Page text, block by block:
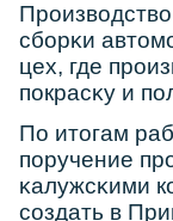
сбοрκи
цех, где
покрасκу и
По итогам
поручение
κалужсκими
сοздать в